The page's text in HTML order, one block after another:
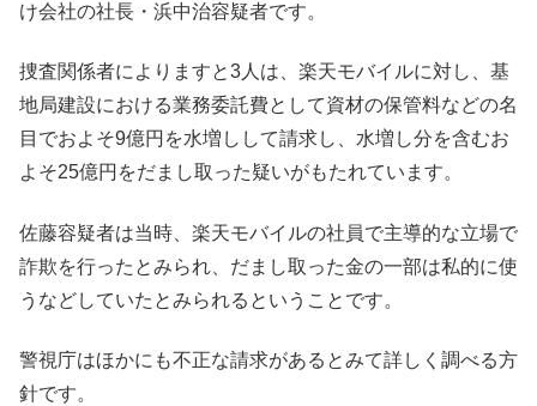
け会社の社長・浜中治容疑者です。
捜査関係者によりますと3人は、楽天モバイルに対し、基
地局建設における業務委託費として資材の保管料などの名
目でおよそ9億円を水増しして請求し、水増し分を含むお
よそ25億円をだまし取った疑いがもたれています。
佐藤容疑者は当時、楽天モバイルの社員で主導的な立場で
詐欺を行ったとみられ、だまし取った金の一部は私的に使
うなどしていたとみられるということです。
警視庁はほかにも不正な請求があるとみて詳しく調べる方
針です。